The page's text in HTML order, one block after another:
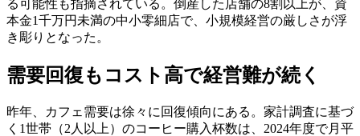
る可能性も指摘されている。倒産した店舗の8割以上が、資
本金1千万円未満の中小零細店で、小規模経営の厳しさが浮
き彫りとなった。
需要回復もコスト高で経営難が続く
昨年、カフェ需要は徐々に回復傾向にある。家計調査に基づ
く1世帯（2人以上）のコーヒー購入杯数は、2024年度で月平